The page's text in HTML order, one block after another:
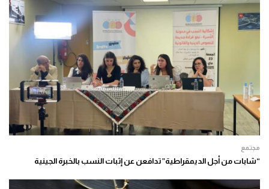
مجتمع
“شابات من أجل الديمقراطية” تدافعن عن إثبات النسب بالخبرة الجينية